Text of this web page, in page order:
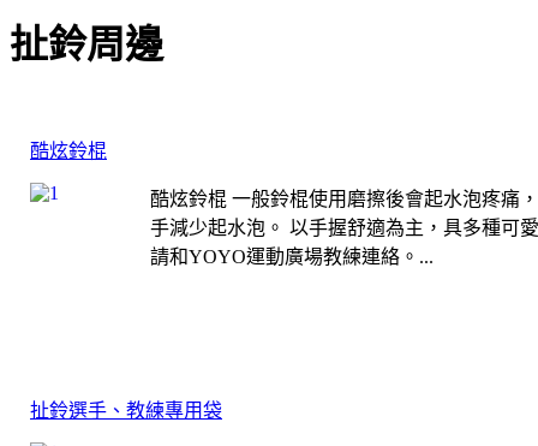
扯鈴周邊
酷炫鈴棍
酷炫鈴棍 一般鈴棍使用磨擦後會起水泡疼痛
手減少起水泡。 以手握舒適為主，具多種可
請和YOYO運動廣場教練連絡。...
扯鈴選手、教練專用袋